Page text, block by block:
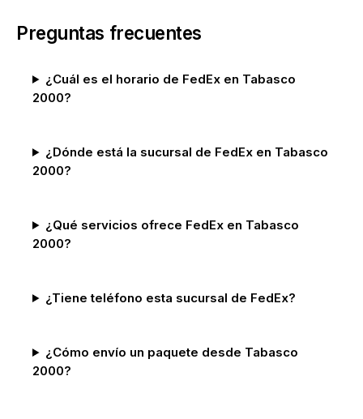
Preguntas frecuentes
¿Cuál es el horario de FedEx en Tabasco
2000?
¿Dónde está la sucursal de FedEx en Tabasco
2000?
¿Qué servicios ofrece FedEx en Tabasco
2000?
¿Tiene teléfono esta sucursal de FedEx?
¿Cómo envío un paquete desde Tabasco
2000?